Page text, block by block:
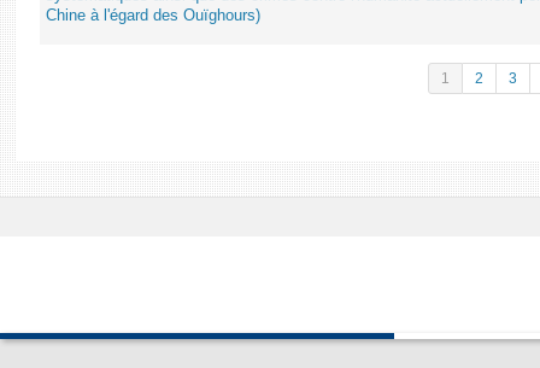
Chine à l'égard des Ouïghours)
1 2 3